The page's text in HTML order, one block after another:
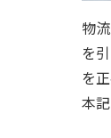
物
を
を
本